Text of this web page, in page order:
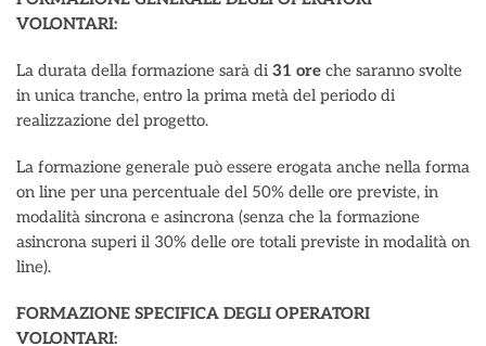
VOLONTARI:
La durata della formazione sarà di 31 ore che saranno svolte
in unica tranche, entro la prima metà del periodo di
realizzazione del progetto.
La formazione generale può essere erogata anche nella forma
on line per una percentuale del 50% delle ore previste, in
modalità sincrona e asincrona (senza che la formazione
asincrona superi il 30% delle ore totali previste in modalità on
line).
FORMAZIONE SPECIFICA DEGLI OPERATORI
VOLONTARI: